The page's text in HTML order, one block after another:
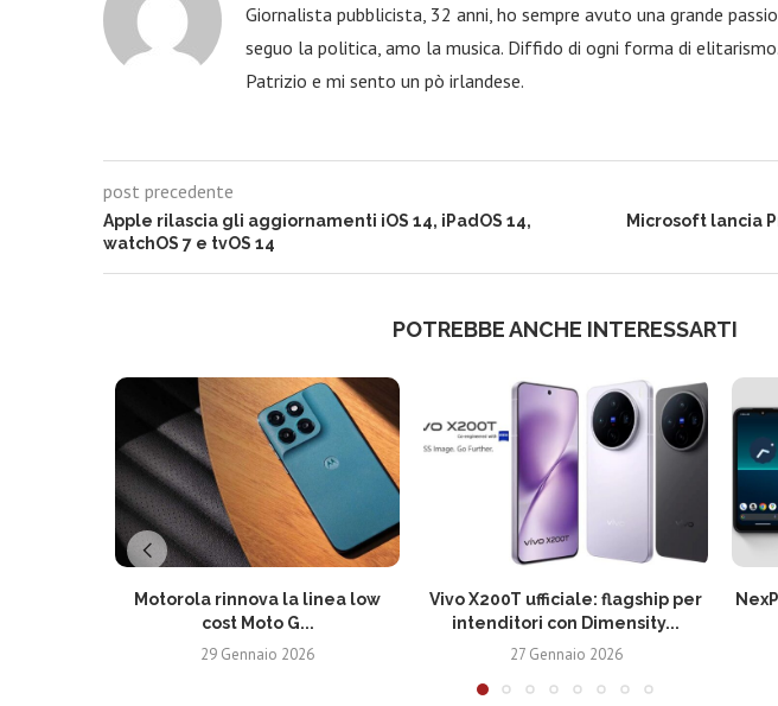
Giornalista pubblicista, 32 anni, ho sempre avuto una grande
seguo la politica, amo la musica. Diffido di ogni forma di
Patrizio e mi sento un pò irlandese.
post precedente
Apple rilascia gli aggiornamenti iOS 14, iPadOS 14,
watchOS 7 e tvOS 14
Microsoft lancia
POTREBBE ANCHE INTERESSARTI
Motorola rinnova la linea low
cost Moto G...
29 Gennaio 2026
Vivo X200T ufficiale: flagship per
intenditori con Dimensity...
27 Gennaio 2026